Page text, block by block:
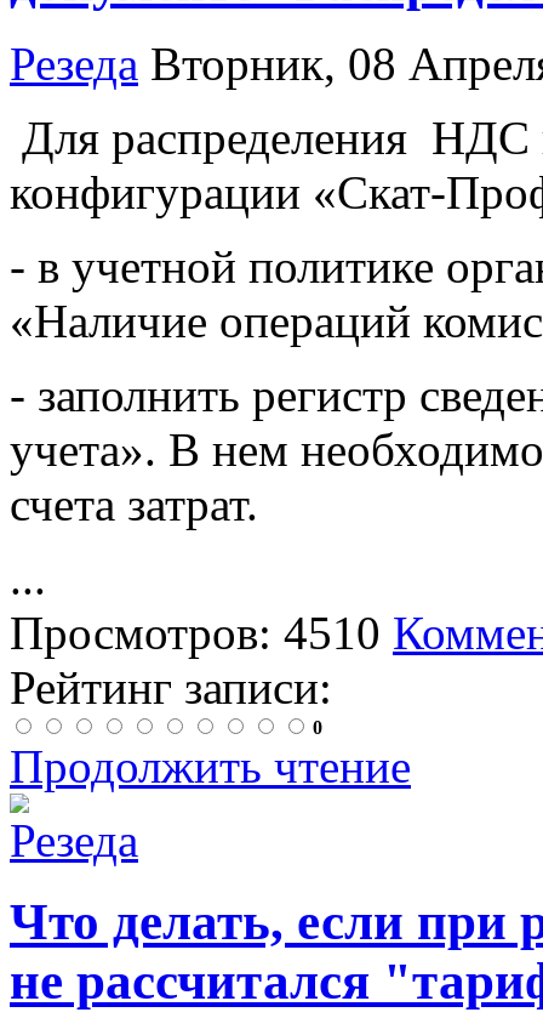
Резеда Вторник, 08
Для распределения НДС
конфигурации «Скат-
- в учетной политике
«Наличие операций
- заполнить регистр
учета». В нем
счета затрат.
...
Просмотров: 4510
Рейтинг записи:
0
Продолжить чтение
Что делать, если при
не рассчитался